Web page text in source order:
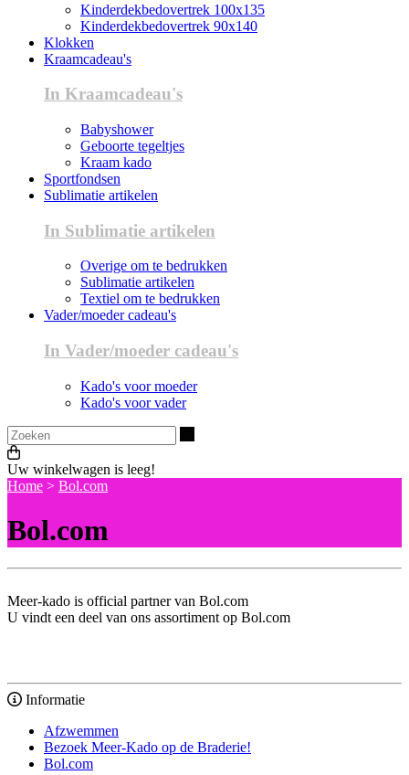
Kinderdekbedovertrek 100x135
Kinderdekbedovertrek 90x140
Klokken
Kraamcadeau's
In Kraamcadeau's
Babyshower
Geboorte tegeltjes
Kraam kado
Sportfondsen
Sublimatie artikelen
In Sublimatie artikelen
Overige om te bedrukken
Sublimatie artikelen
Textiel om te bedrukken
Vader/moeder cadeau's
In Vader/moeder cadeau's
Kado's voor moeder
Kado's voor vader
Uw winkelwagen is leeg!
Home > Bol.com
Bol.com
Meer-kado is official partner van Bol.com
U vindt een deel van ons assortiment op Bol.com
Informatie
Afzwemmen
Bezoek Meer-Kado op de Braderie!
Bol.com